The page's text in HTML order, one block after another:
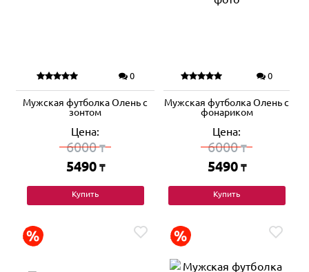
0
Мужская футболка Олень с
зонтом
Цена:
6000₸
5490 ₸
Купить
0
Мужская футболка Олень с
фонариком
Цена:
6000₸
5490 ₸
Купить